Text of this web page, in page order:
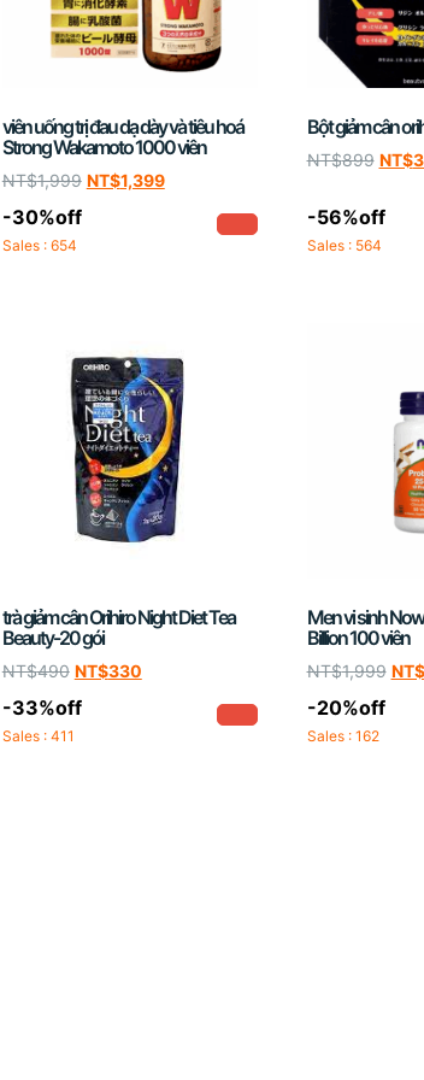
viên uống trị đau dạ dày và tiêu hoá
Strong Wakamoto 1000 viên
NT$1,999 NT$1,399
-30%off
Sales : 654
Bột giảm cân
NT$899 NT$
-56%off
Sales : 564
trà giảm cân Orihiro Night Diet Tea
Beauty-20 gói
NT$490 NT$330
-33%off
Sales : 411
Men vi sinh
Billion 100 viên
NT$1,999 NT$
-20%off
Sales : 162